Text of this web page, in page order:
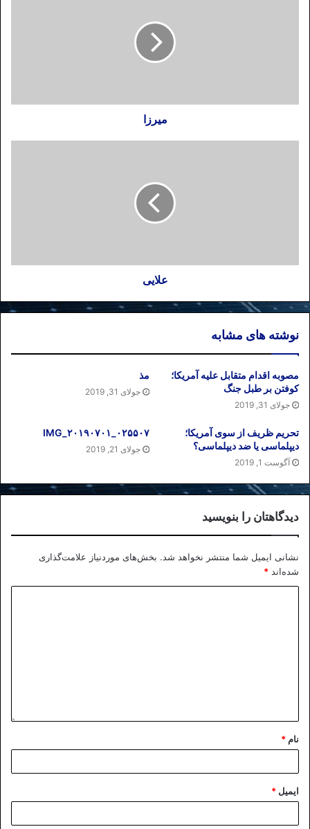
میرزا
علایی
نوشته های مشابه
مصوبه اقدام متقابل علیه آمریکا؛
کوفتن بر طبل جنگ
جولای 31, 2019
مذ
جولای 31, 2019
تحریم ظریف از سوی آمریکا؛
دیپلماسی یا ضد دیپلماسی؟
آگوست 1, 2019
IMG_۲۰۱۹۰۷۰۱_۰۲۵۵۰۷
جولای 21, 2019
دیدگاهتان را بنویسید
نشانی ایمیل شما منتشر نخواهد شد. بخش‌های موردنیاز علامت‌گذاری
شده‌اند *
نام *
ایمیل *